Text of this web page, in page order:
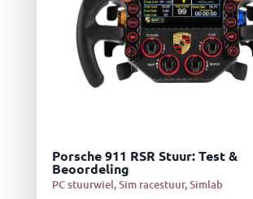
Porsche 911 RSR Stuur: Test &
Beoordeling
PC stuurwiel,Sim racestuur,Simlab